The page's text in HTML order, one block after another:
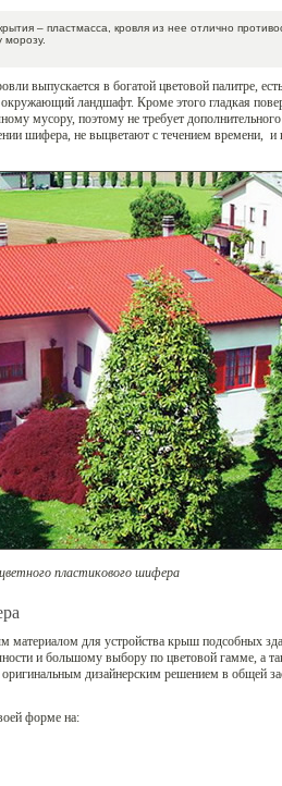
– пластмасса, кровля из нее отлично
морозу.
выпускается в богатой цветовой палитре,
ландшафт. Кроме этого гладкая
мусору, поэтому не требует
шифера, не выцветают с течением времени, и
пластикового шифера
материалом для устройства крыш подсобных
и большому выбору по цветовой гамме, а
дизайнерским решением в общей
форме на: